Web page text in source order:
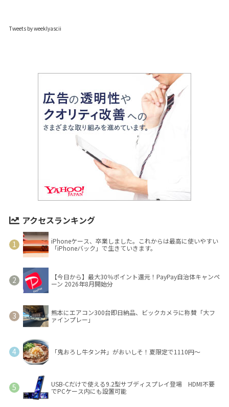
Tweets by weeklyascii
アクセスランキング
iPhoneケース、卒業しました。これからは最高に使いやすい
「iPhoneバック」で生きていきます。
【今日から】最大30％ポイント還元！PayPay自治体キャンペ
ーン 2026年8月開始分
熊本にエアコン300台即日納品、ビックカメラに称賛「大フ
ァインプレー」
「鬼おろし牛タン丼」がおいしそ！夏限定で1110円～
USB-Cだけで使える9.2型サブディスプレイ登場 HDMI不要
でPCケース内にも設置可能